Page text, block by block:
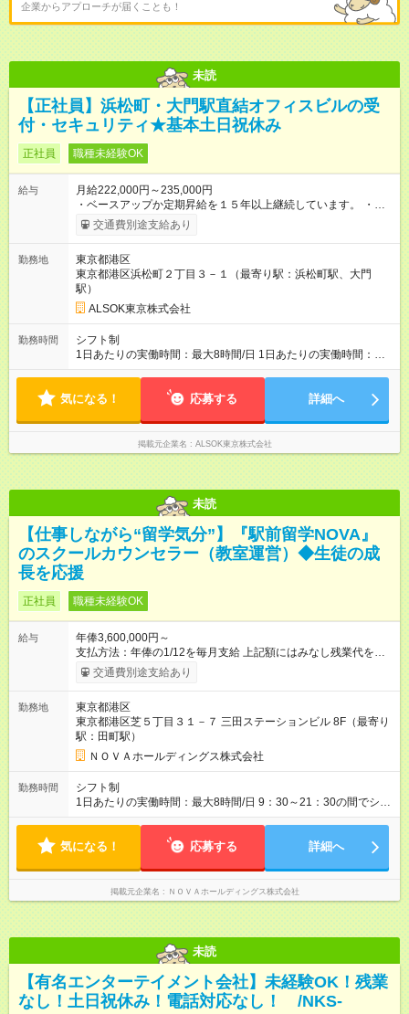
企業からアプローチが届くことも！
未読
【正社員】浜松町・大門駅直結オフィスビルの受
付・セキュリティ★基本土日祝休み
正社員 職種未経験OK
給与
月給222,000円～235,000円
・ベースアップか定期昇給を１５年以上継続しています。 ・階
級制度があり昇級により昇級していきます。 キャリアステッ
プを意識して頑張れます。 【試用期間】試用期間あり 試用期間
交通費別途支給あり
勤務地
東京都港区
東京都港区浜松町２丁目３－１（最寄り駅：浜松町駅、大門
駅）
ALSOK東京株式会社
勤務時間
シフト制
1日あたりの実働時間：最大8時間/日 1日あたりの実働時間：８
時間 シフト例 08:30～17:30 08:30～18:00 09:00～18:00 08:00
時間程度です。
気になる！ 応募する 詳細へ
掲載元企業名 ALSOK東京株式会社
未読
【仕事しながら“留学気分”】『駅前留学NOVA』
のスクールカウンセラー（教室運営）◆生徒の成
長を応援
正社員 職種未経験OK
給与
年俸3,600,000円～
支払方法：年俸の1/12を毎月支給 上記額にはみなし残業代を含
みます。※超過分は全額支給いたします。 みなし残業代 30,000
円／月 みなし残業時間 15時間／月 ★頑張りが収入に直結！イン
ど、成果に応じて年2回インセンティブを支給します。一般職の
社員が、半期で20～30万円のインセンティブを手にした実績
も。頑張りが目に見える形で収入に還元されるため、高いモチ
ベーションで仕事に取り組めます。 ★毎月チャンスあり！スピ
ーディな昇格。 ―――――――――――― 年1回の査定に加
え、毎月、現場の管理職が優秀な人材を役員に推薦する制度が
あります。実力が認められれば、年度の途中でも昇格。実際、
アアップするケースも珍しくありません。 【試用期間】試用期
間あり 試用期間の長さ：1ヶ月 ※ 雇用形態と給与に、本採用時
と異なる部分があります。 雇用形態：インターンシップ 給与：
時給 1,400円以上 ※月途中での入社の場合、その月の月末までは
インターンとして勤務になります。
交通費別途支給あり
勤務地
東京都港区
東京都港区芝５丁目３１－７ 三田ステーションビル 8F（最寄り
駅：田町駅）
ＮＯＶＡホールディングス株式会社
勤務時間
シフト制
1日あたりの実働時間：最大8時間/日 9：30～21：30の間でシフ
ト制 ［ シフト例 ］ ・平日⇒12：30-21：30 ・土日祝⇒10：00-
―――――――――――― 一校舎を一人で担当する場合も多い
て、明日に備えよう」など、調整しやすい環境です。
気になる！ 応募する 詳細へ
掲載元企業名 ＮＯＶＡホールディングス株式会社
未読
【有名エンターテイメント会社】未経験OK！残業
なし！土日祝休み！電話対応なし！ /NKS-